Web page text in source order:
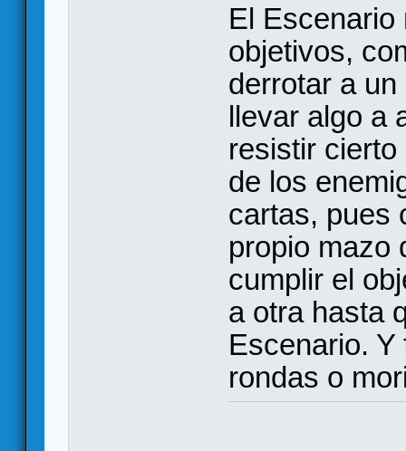
El Escenario
objetivos,
derrotar a
llevar algo a
resistir
de los
cartas, pues
propio mazo
cumplir el
a otra hasta
Escenario.
rondas o